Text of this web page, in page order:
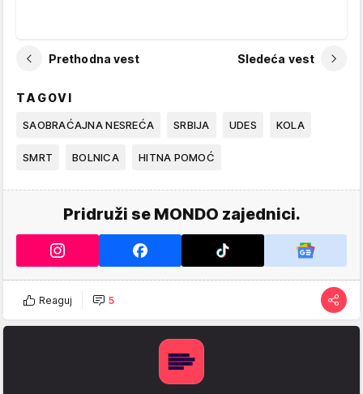
Prethodna vest Sledeća vest
TAGOVI
SAOBRAĆAJNA NESREĆA SRBIJA UDES KOLA
SMRT BOLNICA HITNA POMOĆ
Pridruži se MONDO zajednici.
Reaguj 5